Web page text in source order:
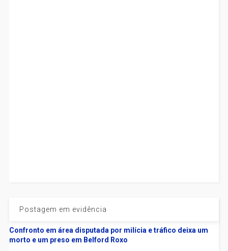
Postagem em evidência
Confronto em área disputada por milícia e tráfico deixa um
morto e um preso em Belford Roxo